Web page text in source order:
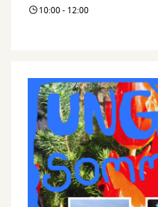
10:00 - 12:00